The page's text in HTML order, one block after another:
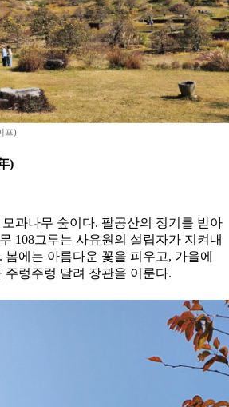
프)
)
과나무 숲이다. 팔공산의 정기를 받아
108그루는 사유원의 설립자가 지켜내
봄에는 아름다운 꽃을 피우고, 가을에
주렁주렁 달려 장관을 이룬다.